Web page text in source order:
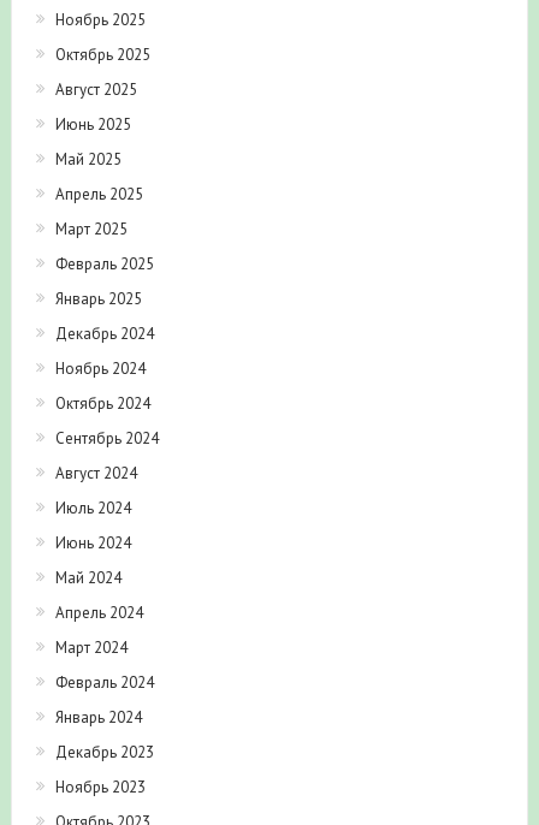
Ноябрь 2025
Октябрь 2025
Август 2025
Июнь 2025
Май 2025
Апрель 2025
Март 2025
Февраль 2025
Январь 2025
Декабрь 2024
Ноябрь 2024
Октябрь 2024
Сентябрь 2024
Август 2024
Июль 2024
Июнь 2024
Май 2024
Апрель 2024
Март 2024
Февраль 2024
Январь 2024
Декабрь 2023
Ноябрь 2023